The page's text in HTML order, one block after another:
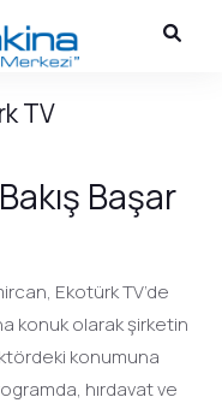
TV
Başar
Ekotürk TV’de
konuk olarak şirketin
konumuna
hırdavat ve